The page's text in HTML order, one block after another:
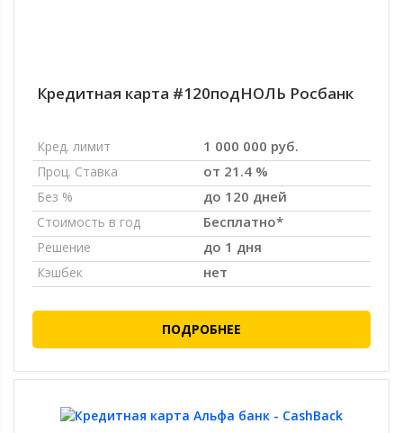
Кредитная карта #120подНОЛЬ Росбанк
Кред. лимит 1 000 000 руб.
Проц. Ставка от 21.4 %
Без % до 120 дней
Стоимость в год Бесплатно*
Решение до 1 дня
Кэшбек нет
ПОДРОБНЕЕ